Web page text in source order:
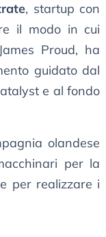
, startup con
il modo in cui
Proud, ha
guidato dal
e al fondo
olandese
per la
per realizzare i